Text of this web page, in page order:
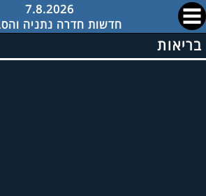
7.8.2026
חדשות חדרה נתניה
בריאות